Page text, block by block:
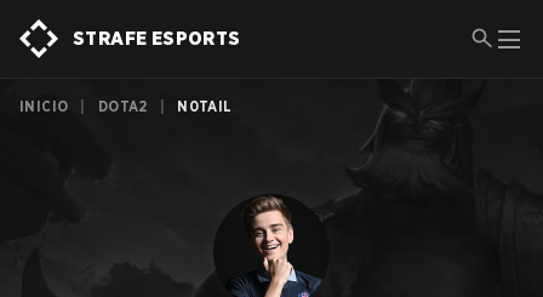
STRAFE ESPORTS
INICIO DOTA2 N0TAIL